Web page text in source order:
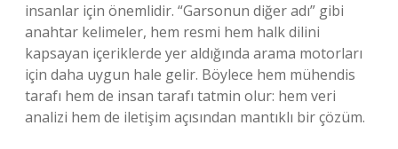
insanlar için önemlidir. “Garsonun diğer adı” gibi
anahtar kelimeler, hem resmi hem halk dilini
kapsayan içeriklerde yer aldığında arama motorları
için daha uygun hale gelir. Böylece hem mühendis
tarafı hem de insan tarafı tatmin olur: hem veri
analizi hem de iletişim açısından mantıklı bir çözüm.